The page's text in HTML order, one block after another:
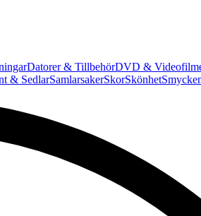
Datorer & TillbehörDVD &
& SedlarSamlarsakerSkorSkönhet